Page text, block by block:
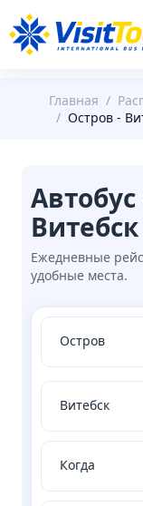
Главная /
/ Остров -
Витебск
Ежедневные
удобные места.